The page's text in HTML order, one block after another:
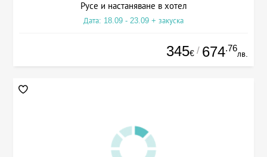
Русе и настаняване в хотел
Дата: 18.09 - 23.09 + закуска
345€ / 674.76
лв.